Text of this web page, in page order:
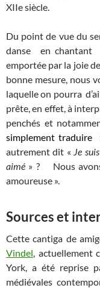
XIIe siècle.
Du point de vue du
danse en chantant
emportée par la joie
bonne mesure, nous
laquelle on pourra
prête, en effet, à
penchés et
simplement traduire
autrement dit « Je
aimé » ? Nous
amoureuse ».
Sources et
Cette cantiga de
Vindel, actuellement
York, a été reprise
médiévales